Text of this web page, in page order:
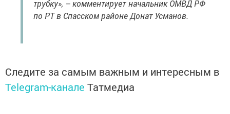
трубку», – комментирует начальник ОМВД РФ
по РТ в Спасском районе Донат Усманов.
Следите за самым важным и интересным в
Telegram-канале Татмедиа